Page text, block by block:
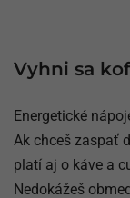
Vyhni sa
Energetické
Ak chceš zaspať
platí aj o káve a
Nedokážeš